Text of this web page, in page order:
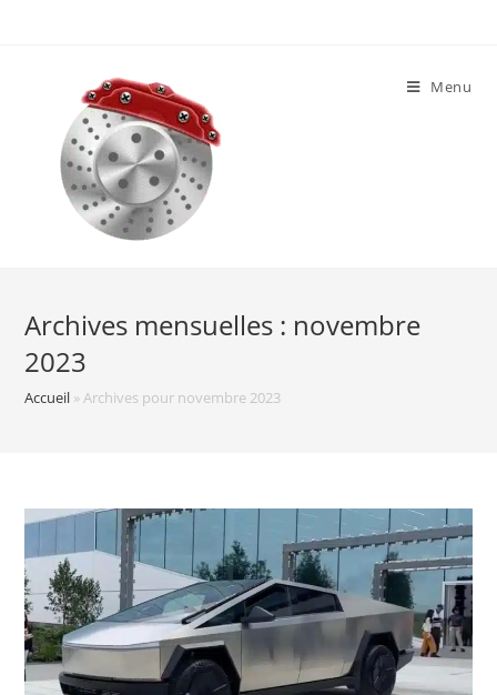
Menu
Archives mensuelles : novembre
2023
Accueil »Archives pour novembre 2023